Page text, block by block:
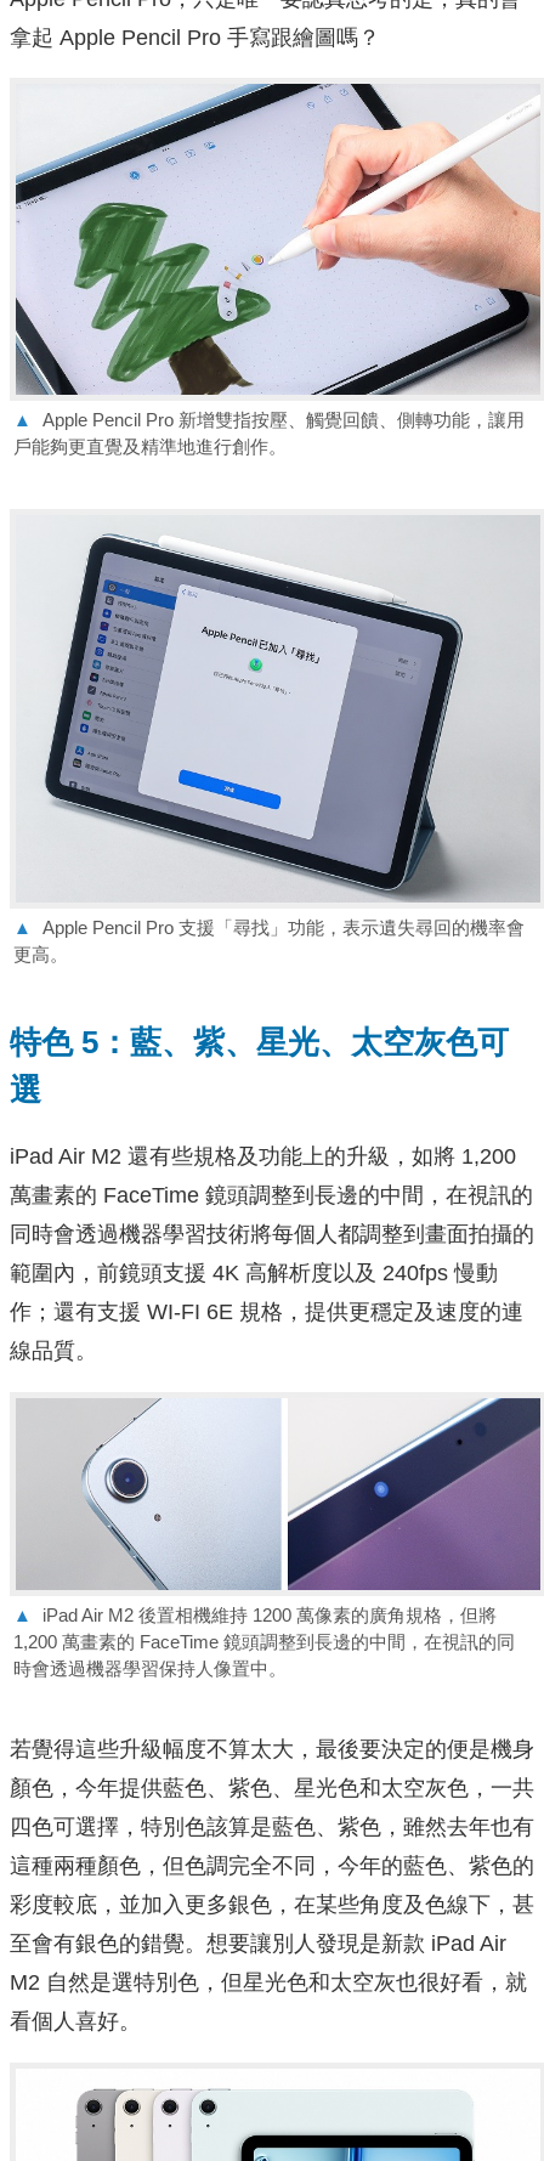
拿起 Apple Pencil Pro 手寫跟繪圖嗎？
▲
Apple Pencil Pro 新增雙指按壓、觸覺回饋、側轉功能，讓用
戶能夠更直覺及精準地進行創作。
▲
Apple Pencil Pro 支援「尋找」功能，表示遺失尋回的機率會
更高。
特色 5：藍、紫、星光、太空灰色可
選
iPad Air M2 還有些規格及功能上的升級，如將 1,200
萬畫素的 FaceTime 鏡頭調整到長邊的中間，在視訊的
同時會透過機器學習技術將每個人都調整到畫面拍攝的
範圍內，前鏡頭支援 4K 高解析度以及 240fps 慢動
作；還有支援 WI-FI 6E 規格，提供更穩定及速度的連
線品質。
▲
iPad Air M2 後置相機維持 1200 萬像素的廣角規格，但將
1,200 萬畫素的 FaceTime 鏡頭調整到長邊的中間，在視訊的同
時會透過機器學習保持人像置中。
若覺得這些升級幅度不算太大，最後要決定的便是機身
顏色，今年提供藍色、紫色、星光色和太空灰色，一共
四色可選擇，特別色該算是藍色、紫色，雖然去年也有
這種兩種顏色，但色調完全不同，今年的藍色、紫色的
彩度較底，並加入更多銀色，在某些角度及色線下，甚
至會有銀色的錯覺。想要讓別人發現是新款 iPad Air
M2 自然是選特別色，但星光色和太空灰也很好看，就
看個人喜好。